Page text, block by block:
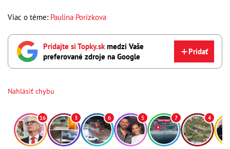
Viac o téme: Paulina Porizkova
Pridajte si Topky.sk medzi Vaše
preferované zdroje na Google
Pridať
Nahlásiť chybu
16 3 6 5 7 4